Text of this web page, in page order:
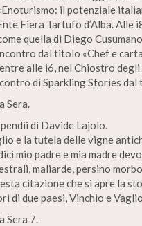
il potenziale
Fiera Tartufo d’Alba. Alle
quella di Diego
dal titolo «Chef e
alle i6, nel Chiostro
di Sparkling Stories dal
Sera.
di Davide Lajolo.
e la tutela delle vigne
mio padre e mia madre
maliarde, persino
citazione che si apre la
di due paesi, Vinchio e
Sera 7.